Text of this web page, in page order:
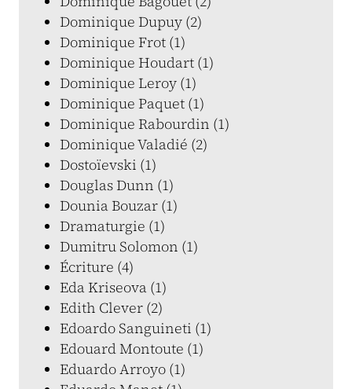
Dominique Dupuy (2)
Dominique Frot (1)
Dominique Houdart (1)
Dominique Leroy (1)
Dominique Paquet (1)
Dominique Rabourdin (1)
Dominique Valadié (2)
Dostoïevski (1)
Douglas Dunn (1)
Dounia Bouzar (1)
Dramaturgie (1)
Dumitru Solomon (1)
Écriture (4)
Eda Kriseova (1)
Edith Clever (2)
Edoardo Sanguineti (1)
Edouard Montoute (1)
Eduardo Arroyo (1)